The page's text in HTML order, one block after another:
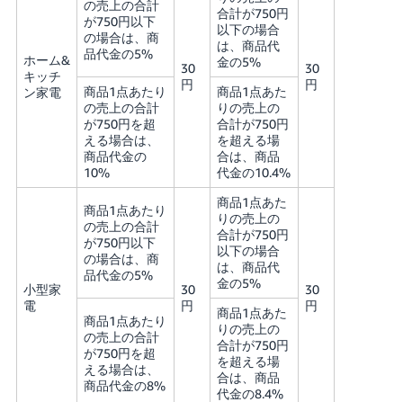
ホーム&
キッチ
ン家電
の売上の合計
が750円以下
の場合は、商
品代金の5%
30
円
合計が750円
以下の場合
は、商品代
金の5%
30
円
商品1点あたり
の売上の合計
が750円を超
える場合は、
商品代金の
10%
商品1点あた
りの売上の
合計が750円
を超える場
合は、商品
代金の10.4%
小型家
電
商品1点あたり
の売上の合計
が750円以下
の場合は、商
品代金の5%
30
円
商品1点あた
りの売上の
合計が750円
以下の場合
は、商品代
金の5%
30
円
商品1点あたり
の売上の合計
が750円を超
える場合は、
商品代金の8%
商品1点あた
りの売上の
合計が750円
を超える場
合は、商品
代金の8.4%